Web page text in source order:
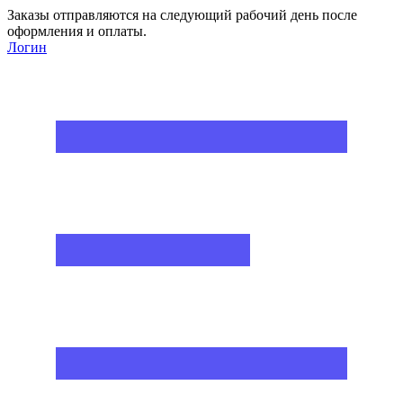
Заказы отправляются на следующий рабочий день после
оформления и оплаты.
Логин